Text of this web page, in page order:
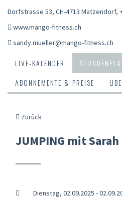
Dorfstrasse 53, CH-4713 Matzendorf,
www.mango-fitness.ch
sandy.mueller@mango-fitness.ch
LIVE-KALENDER
ABONNEMENTE & PREISE
Zurück
JUMPING mit Sarah
Dienstag, 02.09.2025 -